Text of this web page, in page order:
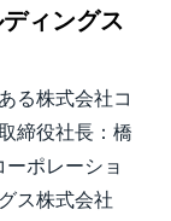
ィングス
る株式会社コ
締役社長：橋
ポレーショ
ス株式会社